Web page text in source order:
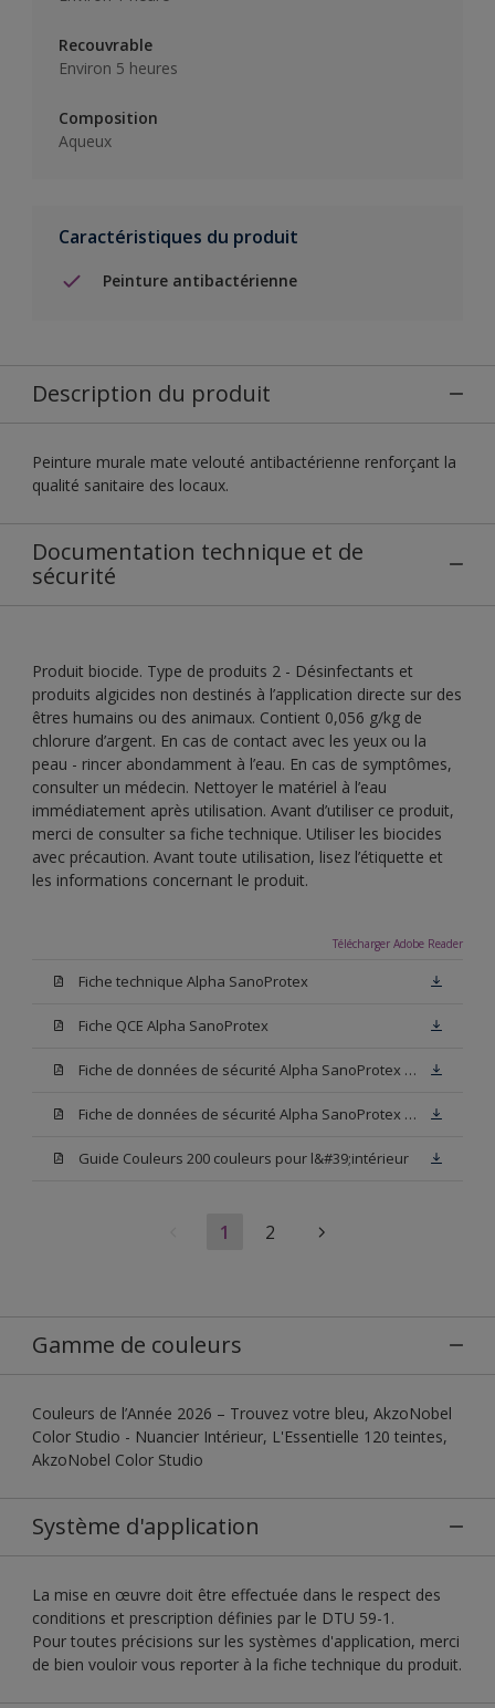
Recouvrable
Environ 5 heures
Composition
Aqueux
Caractéristiques du produit
Peinture antibactérienne
Description du produit
Peinture murale mate velouté antibactérienne renforçant la
qualité sanitaire des locaux.
Documentation technique et de
sécurité
Produit biocide. Type de produits 2 - Désinfectants et
produits algicides non destinés à l’application directe sur des
êtres humains ou des animaux. Contient 0,056 g/kg de
chlorure d’argent. En cas de contact avec les yeux ou la
peau - rincer abondamment à l’eau. En cas de symptômes,
consulter un médecin. Nettoyer le matériel à l’eau
immédiatement après utilisation. Avant d’utiliser ce produit,
merci de consulter sa fiche technique. Utiliser les biocides
avec précaution. Avant toute utilisation, lisez l’étiquette et
les informations concernant le produit.
Télécharger Adobe Reader
Fiche technique Alpha SanoProtex
Fiche QCE Alpha SanoProtex
Fiche de données de sécurité Alpha SanoProtex Base W05
Fiche de données de sécurité Alpha SanoProtex Base N00
Guide Couleurs 200 couleurs pour l&#39;intérieur
1 2
Gamme de couleurs
Couleurs de l’Année 2026 – Trouvez votre bleu, AkzoNobel
Color Studio - Nuancier Intérieur, L'Essentielle 120 teintes,
AkzoNobel Color Studio
Système d'application
La mise en œuvre doit être effectuée dans le respect des
conditions et prescription définies par le DTU 59-1.
Pour toutes précisions sur les systèmes d'application, merci
de bien vouloir vous reporter à la fiche technique du produit.